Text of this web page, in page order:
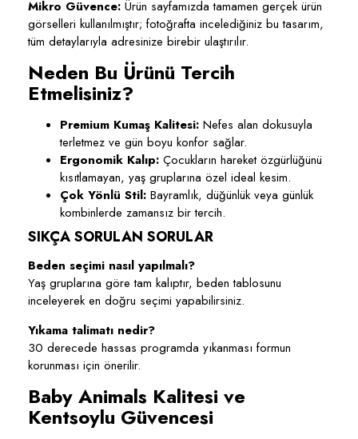
Mikro Güvence: Ürün sayfamızda tamamen gerçek ürün
görselleri kullanılmıştır; fotoğrafta incelediğiniz bu tasarım,
tüm detaylarıyla adresinize birebir ulaştırılır.
Neden Bu Ürünü Tercih
Etmelisiniz?
Premium Kumaş Kalitesi: Nefes alan dokusuyla
terletmez ve gün boyu konfor sağlar.
Ergonomik Kalıp: Çocukların hareket özgürlüğünü
kısıtlamayan, yaş gruplarına özel ideal kesim.
Çok Yönlü Stil: Bayramlık, düğünlük veya günlük
kombinlerde zamansız bir tercih.
SIKÇA SORULAN SORULAR
Beden seçimi nasıl yapılmalı?
Yaş gruplarına göre tam kalıptır, beden tablosunu
inceleyerek en doğru seçimi yapabilirsiniz.
Yıkama talimatı nedir?
30 derecede hassas programda yıkanması formun
korunması için önerilir.
Baby Animals Kalitesi ve
Kentsoylu Güvencesi